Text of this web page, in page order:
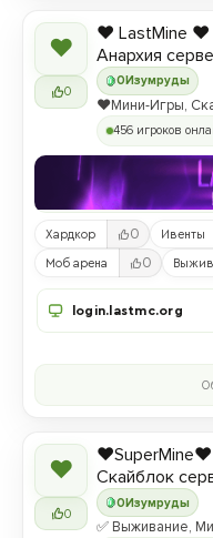
❤
0
0 Изумруды
❤️ LastMine ❤️
Анархия
❤️Мини-Игры,
456 игроков
Хардкор 0 Ивенты
Моб арена 0
login.lastmc.org
❤
0
0Изумруды
❤️SuperMine❤️
Скайблок
✅ Выживание,